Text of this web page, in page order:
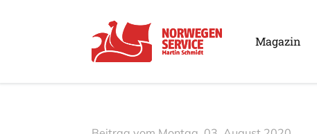
Magazin